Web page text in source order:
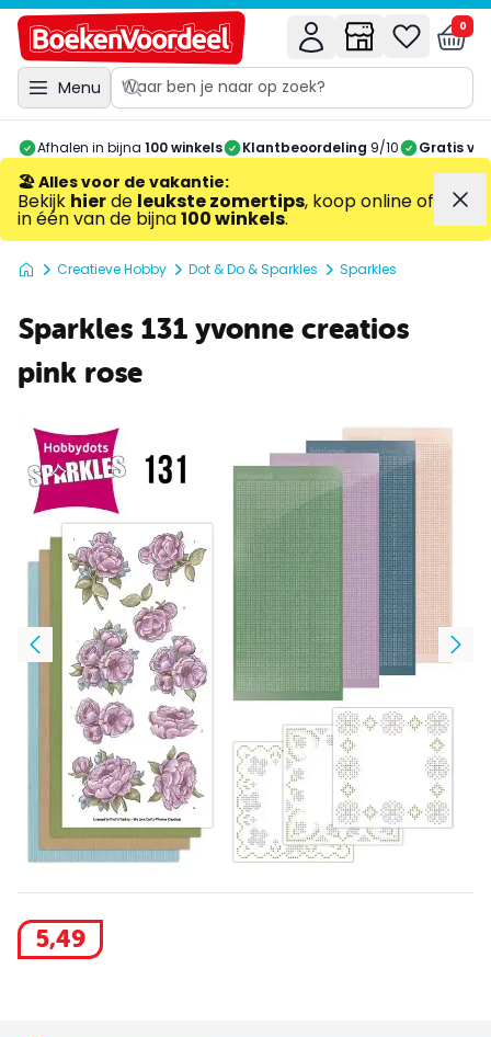
Menu
0
Afhalen in bijna 100 winkels Klantbeoordeling 9/10 Gratis
🏖️ Alles voor de vakantie:
Bekijk hierde leukste zomertips, koop online of
in één van de bijna100 winkels.
Creatieve Hobby Dot & Do & Sparkles Sparkles
Sparkles 131 yvonne creatios
pink rose
5,49